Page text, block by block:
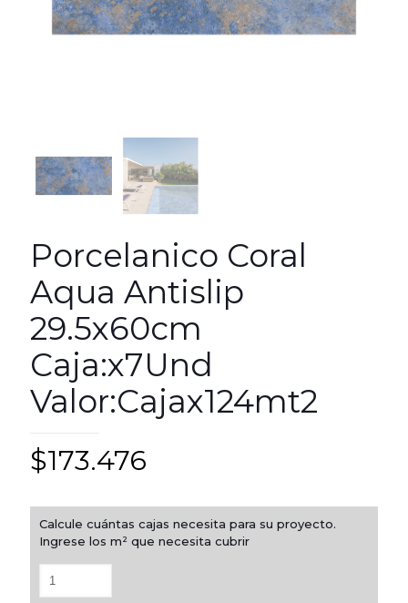
Porcelanico Coral
Aqua Antislip
29.5x60cm
Caja:x7Und
Valor:Cajax124mt2
$173.476
Calcule cuántas cajas necesita para su proyecto.
Ingrese los m² que necesita cubrir